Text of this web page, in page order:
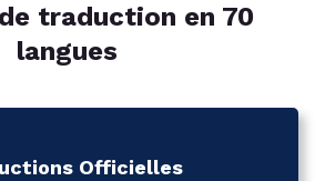
traduction en 70
langues
Officielles